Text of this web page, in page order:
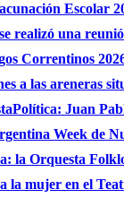
Escolar
realizó una
Correntinos
a las areneras
Política: Juan
Week de
la Orquesta
la mujer en el